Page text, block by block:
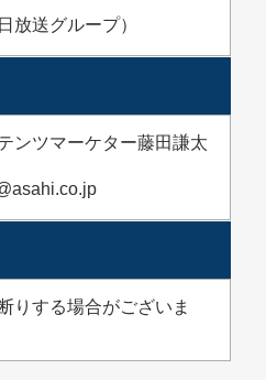
放送グループ）
ンツマーケター藤田謙太
りする場合がございま